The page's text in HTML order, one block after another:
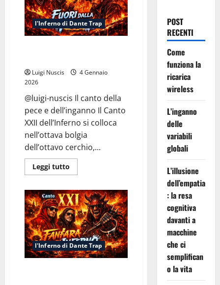
l'Inferno di Dante Trap
Luigi Nuscis
4 Gennaio
2026
@luigi-nuscis Il canto della
pece e dell’inganno Il Canto
XXII dell’Inferno si colloca
nell’ottava bolgia
dell’ottavo cerchio,...
Leggi tutto
di
Inferno
Canto
XXII:
Fuori
dalla
Pece
l'Inferno di Dante Trap
POST
RECENTI
Come
funziona la
ricarica
wireless
L’inganno
delle
variabili
globali
L’illusione
dell’empatia
: la resa
cognitiva
davanti a
macchine
che ci
semplifican
o la vita